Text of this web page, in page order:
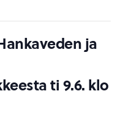
ja
ti 9.6. klo